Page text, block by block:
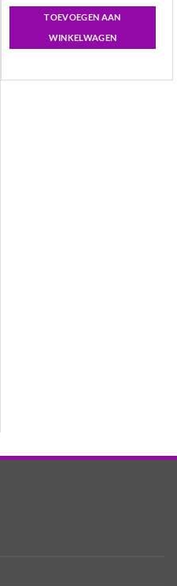
TOEVOEGEN AAN
WINKELWAGEN